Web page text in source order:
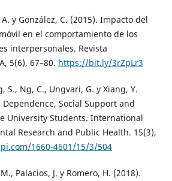
y González, C. (2015). Impacto del
en el comportamiento de los
interpersonales. Revista
5(6), 67–80. https://bit.ly/3rZpLr3
S., Ng, C., Ungvari, G. y Xiang, Y.
Social Support and
University Students. International
Research and Public Health. 15(3),
1660-4601/15/3/504
Palacios, J. y Romero, H. (2018).